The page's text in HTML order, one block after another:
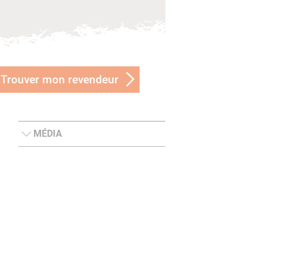
Trouver mon revendeur
MÉDIA